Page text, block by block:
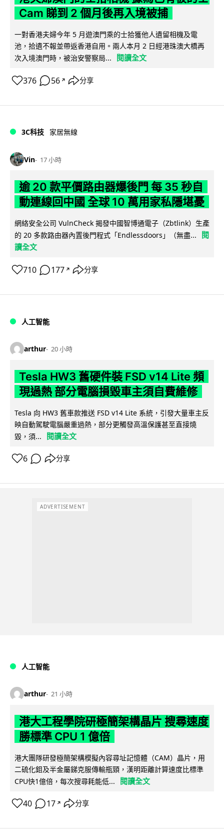
Cam 睇到 2 個月後再入境被捕
一對香港夫婦今年 5 月遊澳門乘的士拾獲他人遺留相機及電
池，拾遺不報並帶返香港自用。兩人本月 2 日經港珠澳大橋再
次入境澳門時，被治安警察局...
閱讀全文
376 56 ↗ 分享
3C科技 家居無線
Vin 17 小時
逾 20 款平價路由器爆後門 每 35 秒自
動連線回中國 全球 10 萬用家私隱堪憂
網絡安全公司 VulnCheck 揭發中國智博通電子（Zbtlink）生產
的 20 多款路由器內置後門程式「Endlessdoors」（無盡...
閱
讀全文
710 177 ↗ 分享
人工智能
arthur 20 小時
Tesla HW3 舊硬件裝 FSD v14 Lite 頻
現過熱 部分電腦損毀車主須自費維修
Tesla 向 HW3 舊車款推送 FSD v14 Lite 系統，引發大量車主反
映自動駕駛電腦嚴重過熱，部分更觸發高溫保護甚至直接燒
毀，須...
閱讀全文
6 分享
ADVERTISEMENT
人工智能
arthur 21 小時
港大工程學院研極簡架構晶片 搜尋速度
勝標準 CPU 1 億倍
港大團隊研發極簡架構模擬內容尋址記憶體（CAM）晶片，用
二硫化鉬及半金屬銻克服傳輸瓶頸，漢明距離計算速度比標準
CPU快1億倍，每次搜尋耗能低...
閱讀全文
40 17 ↗ 分享